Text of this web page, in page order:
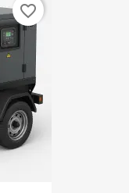
favorite_border